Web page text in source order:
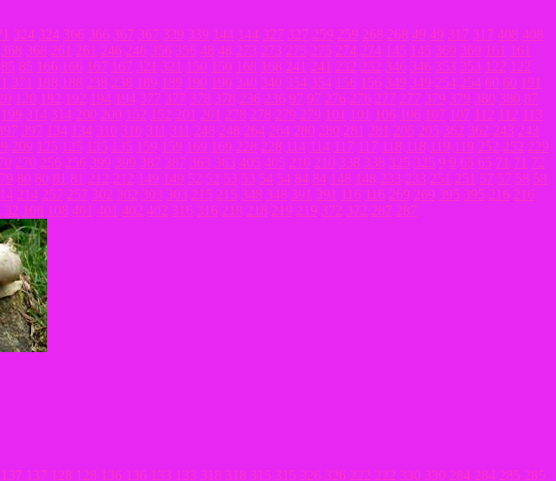
324 324 366 366 367 367 339 339 144 144 327 327 259 259 268 268 49 49 317 317 408 408
368 368 261 261 246 246 356 356 48 48 273 273 275 275 274 274 145 145 369 369 161 161
85 85 166 166 167 167 321 321 150 150 168 168 241 241 232 232 346 346 353 353 122 122
371 188 188 238 238 189 189 190 190 340 340 354 354 156 156 349 349 254 254 60 60 191
120 192 192 194 194 377 377 378 378 236 236 97 97 276 276 277 277 379 379 380 380 87
199 314 314 200 200 152 152 201 201 278 278 279 279 101 101 106 106 107 107 112 112 113
397 134 134 310 310 311 311 248 248 264 264 280 280 281 281 205 205 362 362 243 243
209 125 125 135 135 159 159 169 169 228 228 114 114 117 117 118 118 119 119 252 252 229
270 256 256 399 399 387 387 363 363 405 405 210 210 338 338 325 325 9 9 65 65 71 71 72
79 80 80 81 81 212 212 149 149 52 52 53 53 54 54 84 84 148 148 233 233 251 251 57 57 58 58
214 257 257 302 302 303 303 215 215 348 348 391 391 116 116 269 269 395 395 216 216
32 108 108 401 401 402 402 316 316 218 218 219 219 372 372 287 287
137 137 128 128 136 136 133 133 318 318 315 315 326 326 222 222 330 330 284 284 285 285